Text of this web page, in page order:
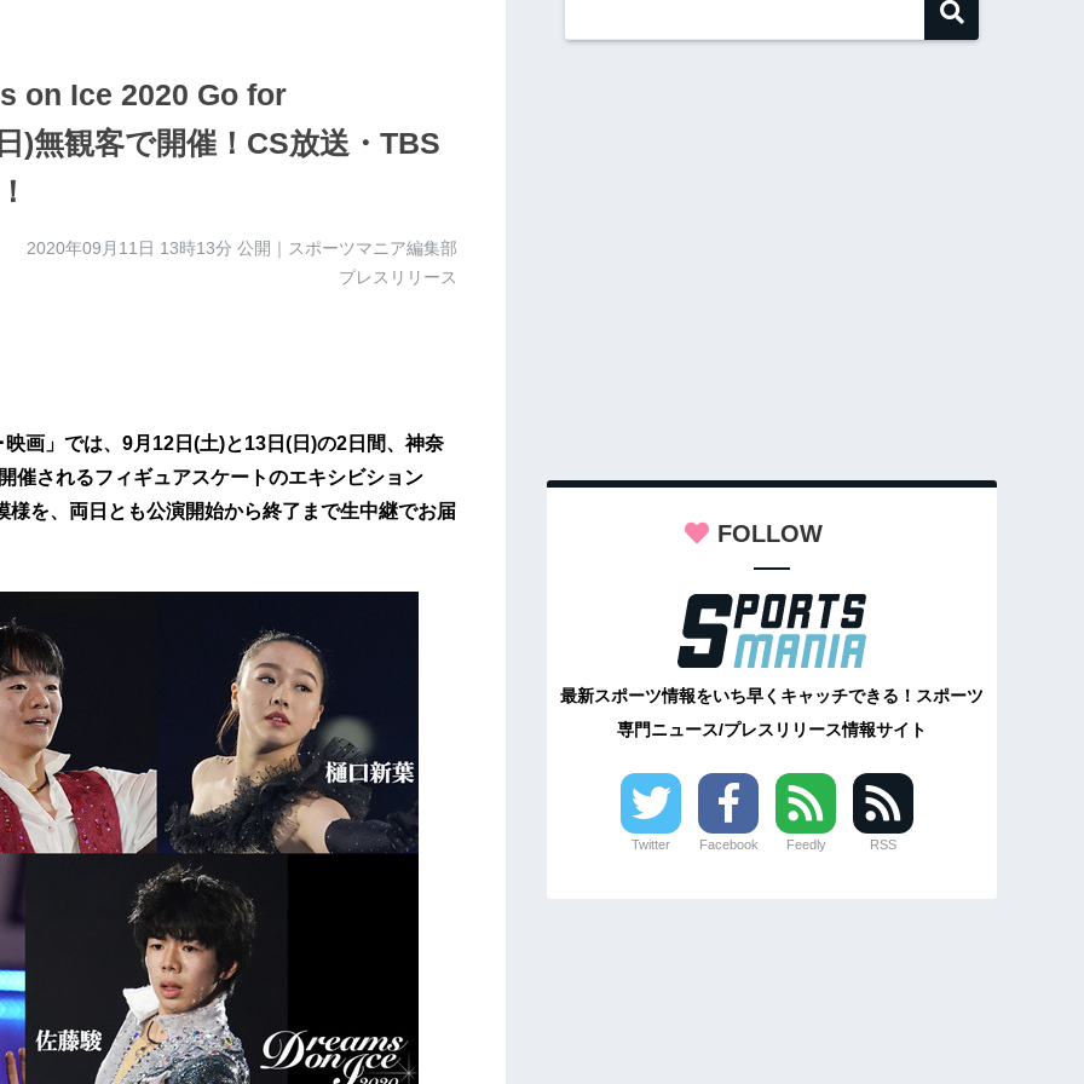
on Ice 2020 Go for
)無観客で開催！CS放送・TBS
2020年09月11日 13時13分 公開｜スポーツマニア編集部
プレスリリース
画」では、9月12日(土)と13日(日)の2日間、神奈
催されるフィギュアスケートのエキシビション
を、両日とも公演開始から終了まで生中継でお届
FOLLOW
最新スポーツ情報をいち早くキャッチできる！スポーツ
専門ニュース/プレスリリース情報サイト
Twitter Facebook Feedly RSS